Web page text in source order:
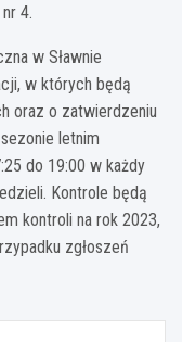
4.
w Sławnie
w których będą
oraz o zatwierdzeniu
letnim
do 19:00 w każdy
Kontrole będą
kontroli na rok 2023,
zgłoszeń